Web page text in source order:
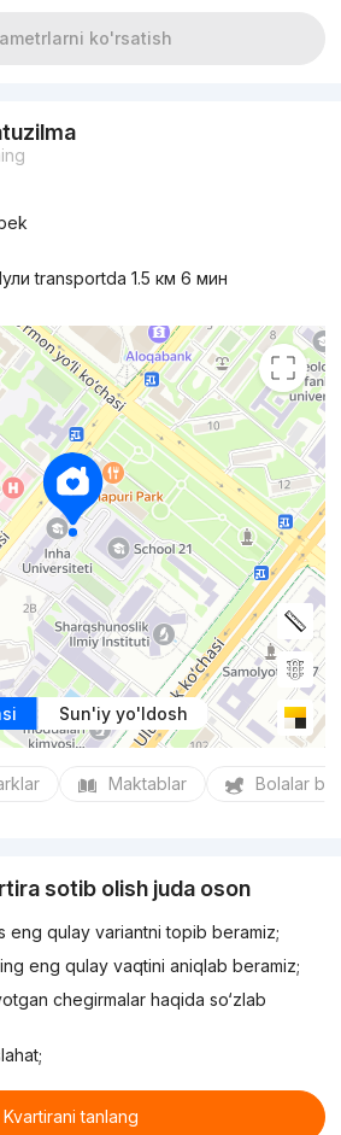
ko'rsatish
transportda 1.5 км 6 мин
Sun'iy yo'ldosh
Maktablar Bolalar
sotib olish juda oson
eng qulay variantni topib beramiz;
eng qulay vaqtini aniqlab beramiz;
chegirmalar haqida so‘zlab
Kvartirani tanlang